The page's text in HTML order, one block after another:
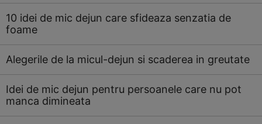
10 idei de mic dejun care sfideaza senzatia de
foame
Alegerile de la micul-dejun si scaderea in greutate
Idei de mic dejun pentru persoanele care nu pot
manca dimineata